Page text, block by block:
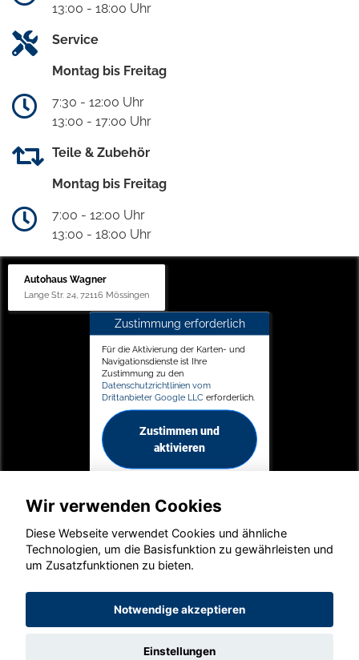
13:00 - 18:00 Uhr
Service
Montag bis Freitag
7:30 - 12:00 Uhr
13:00 - 17:00 Uhr
Teile & Zubehör
Montag bis Freitag
7:00 - 12:00 Uhr
13:00 - 18:00 Uhr
Autohaus Wagner
Lange Str. 24, 72116 Mössingen
Zustimmung erforderlich
Für die Aktivierung der Karten- und
Navigationsdienste ist Ihre
Zustimmung zu den
Datenschutzrichtlinien vom
Drittanbieter Google LLC erforderlich.
Zustimmen und
aktivieren
© konjunkturmotor.de GmbH 2020 - 2026
Wir verwenden Cookies
Diese Webseite verwendet Cookies und ähnliche
Technologien, um die Basisfunktion zu gewährleisten und
um Zusatzfunktionen zu bieten.
Notwendige akzeptieren
Einstellungen